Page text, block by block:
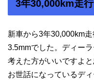
3年30,000km走
新車から3年30,000km
3.5mmでした。ディー
考えた方がいいですよ
お世話になっているデ